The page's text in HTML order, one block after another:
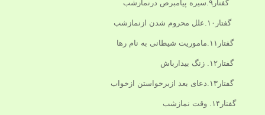
گفتار۹.سیره پیامبرص درنمازشب
گفتار۱۰.علل محروم شدن ازنمازشب
گفتار۱۱.ماموریت شیطانی به نام رها
گفتار۱۲. زنگ بیدارباش
گفتار۱۳.دعای بعد ازبرخواستن ازخواب
گفتار۱۴. وقت نمازشب